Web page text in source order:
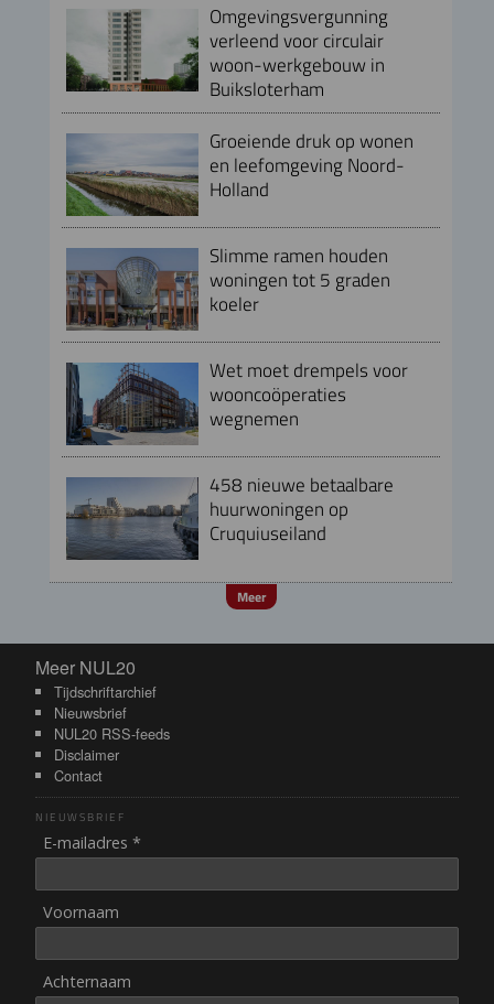
Omgevingsvergunning
verleend voor circulair
woon-werkgebouw in
Buiksloterham
Groeiende druk op wonen
en leefomgeving Noord-
Holland
Slimme ramen houden
woningen tot 5 graden
koeler
Wet moet drempels voor
wooncoöperaties
wegnemen
458 nieuwe betaalbare
huurwoningen op
Cruquiuseiland
Meer
Meer NUL20
Meer NUL20
Tijdschriftarchief
Nieuwsbrief
NUL20 RSS-feeds
Disclaimer
Contact
NIEUWSBRIEF
E-mailadres *
Voornaam
Achternaam